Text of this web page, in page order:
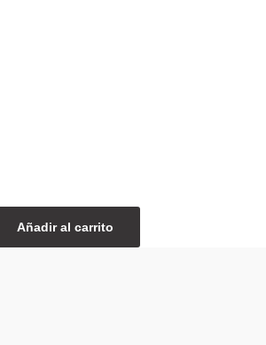
Añadir al carrito